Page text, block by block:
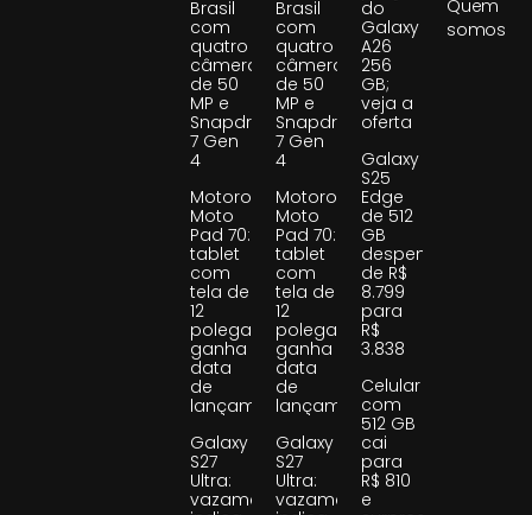
Brasil
com
quatro
câmeras
de 50
MP e
Snapdragon
7 Gen
4
Motorola
Moto
Pad 70:
tablet
com
tela de
12
polegadas
ganha
data
de
lançamento
Galaxy
S27
Ultra:
vazamento
Brasil
com
quatro
câmeras
de 50
MP e
Snapdragon
7 Gen
4
Motorola
Moto
Pad 70:
tablet
com
tela de
12
polegadas
ganha
data
de
lançamento
Galaxy
S27
Ultra:
vazamento
do
Galaxy
A26
256
GB;
veja a
oferta
Galaxy
S25
Edge
de 512
GB
despenca
de R$
8.799
para
R$
3.838
Celular
com
512 GB
cai
para
R$ 810
e
Quem
somos